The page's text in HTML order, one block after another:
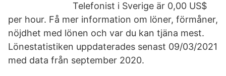
Telefonist i Sverige är 0,00 US$
per hour. Få mer information om löner, förmåner,
nöjdhet med lönen och var du kan tjäna mest.
Lönestatistiken uppdaterades senast 09/03/2021
med data från september 2020.